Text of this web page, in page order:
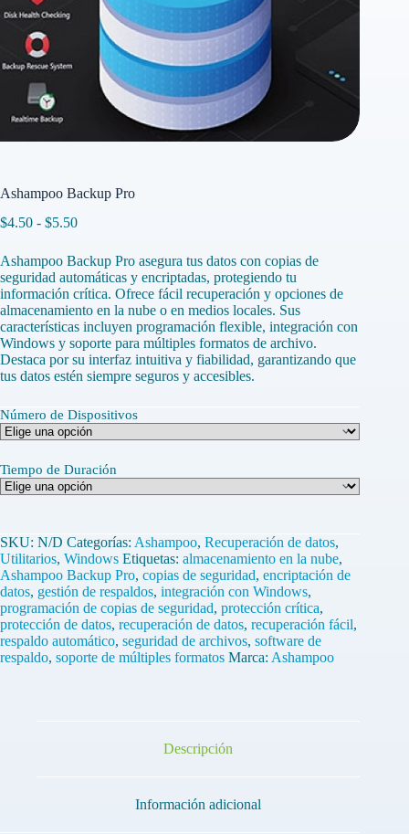
Ashampoo Backup Pro
$4.50 - $5.50Rango
precios:
desde
$4.50
hasta
$5.50
Ashampoo Backup Pro asegura tus datos con copias de
seguridad automáticas y encriptadas, protegiendo tu
información crítica. Ofrece fácil recuperación y opciones de
almacenamiento en la nube o en medios locales. Sus
características incluyen programación flexible, integración con
Windows y soporte para múltiples formatos de archivo.
Destaca por su interfaz intuitiva y fiabilidad, garantizando que
tus datos estén siempre seguros y accesibles.
Número de Dispositivos
Tiempo de Duración
SKU: N/D Categorías: Ashampoo, Recuperación de datos,
Utilitarios, Windows Etiquetas: almacenamiento en la nube,
Ashampoo Backup Pro, copias de seguridad, encriptación de
datos, gestión de respaldos, integración con Windows,
programación de copias de seguridad, protección crítica,
protección de datos, recuperación de datos, recuperación fácil,
respaldo automático, seguridad de archivos, software de
respaldo, soporte de múltiples formatos Marca: Ashampoo
Descripción
Información adicional